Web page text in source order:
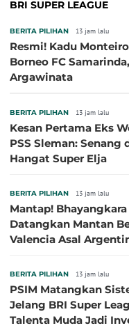
BRI SUPER LEAGUE
BERITA PILIHAN 13 jam lalu
Resmi! Kadu
Borneo FC
Argawinata
BERITA PILIHAN 13 jam lalu
Kesan Pertama Eks
PSS Sleman: Senang
Hangat Super Elja
BERITA PILIHAN 13 jam lalu
Mantap! Bhayangkara
Datangkan Mantan
Valencia Asal Argentina, Kevin
BERITA PILIHAN 13 jam lalu
PSIM Matangkan
Jelang BRI Super
Talenta Muda Jadi